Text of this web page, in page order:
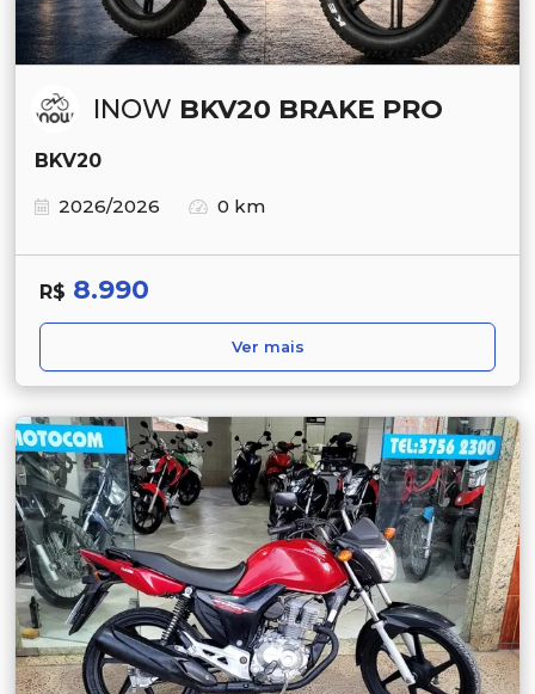
INOW BKV20 BRAKE PRO
BKV20
2026/2026
0 km
R$ 8.990
Ver mais